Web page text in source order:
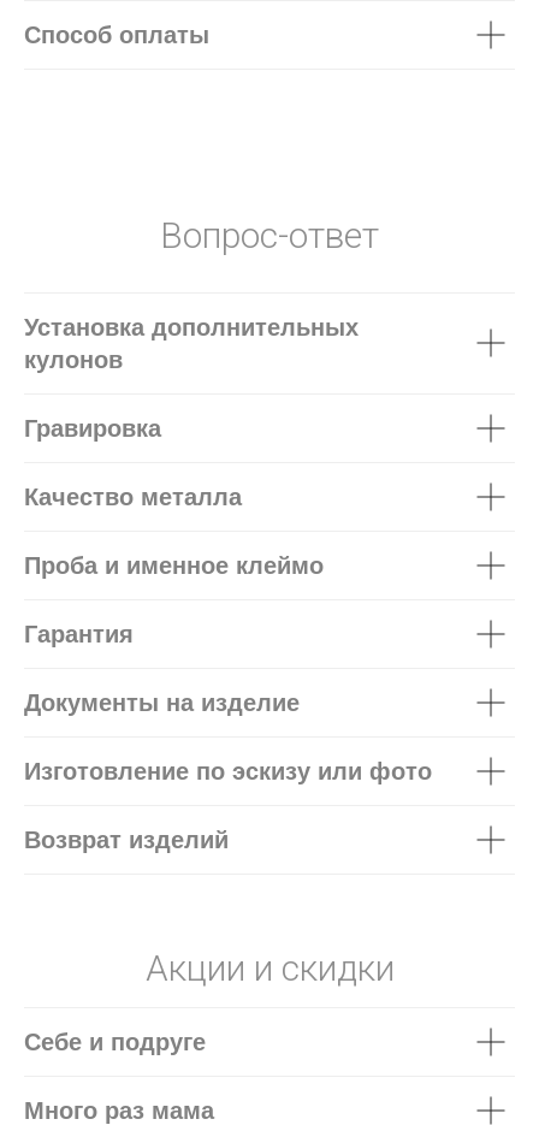
Способ оплаты
Вопрос-ответ
Установка дополнительных
кулонов
Гравировка
Качество металла
Проба и именное клеймо
Гарантия
Документы на изделие
Изготовление по эскизу или фото
Возврат изделий
Акции и скидки
Себе и подруге
Много раз мама